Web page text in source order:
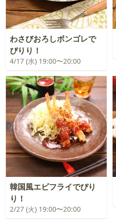
わさびおろしボンゴレで
ぴりり！
4/17 (水) 19:00〜20:00
韓国風エビフライでぴり
り！
2/27 (火) 19:00〜20:00